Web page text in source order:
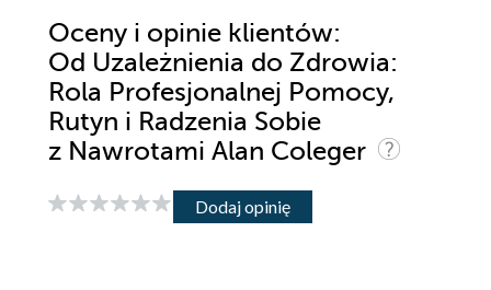
Oceny i opinie klientów:
Od Uzależnienia do Zdrowia:
Rola Profesjonalnej Pomocy,
Rutyn i Radzenia Sobie
z Nawrotami Alan Coleger
Dodaj opinię